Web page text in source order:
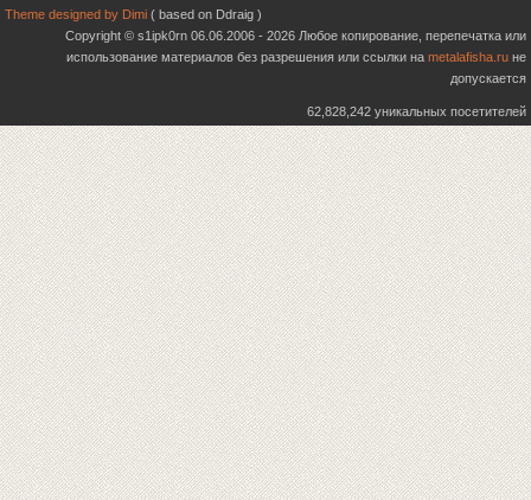
Theme designed by Dimi ( based on Ddraig )
Copyright © s1ipk0rn 06.06.2006 - 2026 Любое копирование, перепечатка или
использование материалов без разрешения или ссылки на metalafisha.ru не
допускается
62,828,242 уникальных посетителей